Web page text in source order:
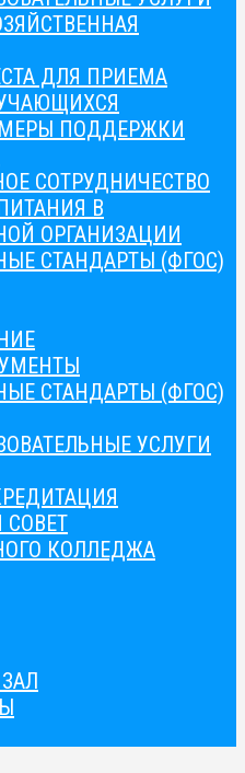
ДЛЯ ПРИЕМА
ПОДДЕРЖКИ
СОТРУДНИЧЕСТВО
В
ОРГАНИЗАЦИИ
СТАНДАРТЫ (ФГОС)
СТАНДАРТЫ (ФГОС)
УСЛУГИ
СОВЕТ
КОЛЛЕДЖА